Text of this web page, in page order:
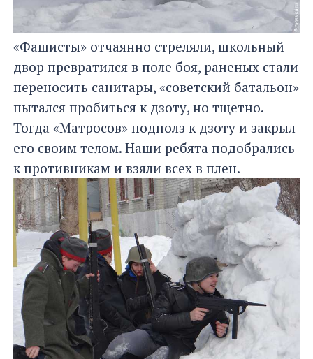
«Фашисты» отчаянно стреляли, школьный
двор превратился в поле боя, раненых стали
переносить санитары, «советский батальон»
пытался пробиться к дзоту, но тщетно.
Тогда «Матросов» подполз к дзоту и закрыл
его своим телом. Наши ребята подобрались
к противникам и взяли всех в плен.